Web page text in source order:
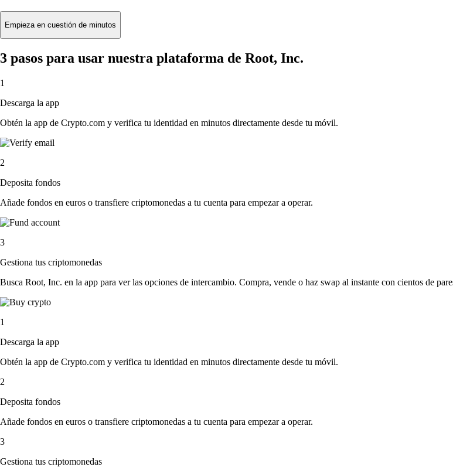
Empieza en cuestión de minutos
3 pasos para usar nuestra plataforma de Root, Inc.
1
Descarga la app
Obtén la app de Crypto.com y verifica tu identidad en minutos directamente desde tu móvil.
2
Deposita fondos
Añade fondos en euros o transfiere criptomonedas a tu cuenta para empezar a operar.
3
Gestiona tus criptomonedas
Busca Root, Inc. en la app para ver las opciones de intercambio. Compra, vende o haz swap al instante con cientos de
1
Descarga la app
Obtén la app de Crypto.com y verifica tu identidad en minutos directamente desde tu móvil.
2
Deposita fondos
Añade fondos en euros o transfiere criptomonedas a tu cuenta para empezar a operar.
3
Gestiona tus criptomonedas